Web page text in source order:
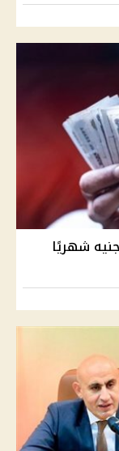
شهريًا